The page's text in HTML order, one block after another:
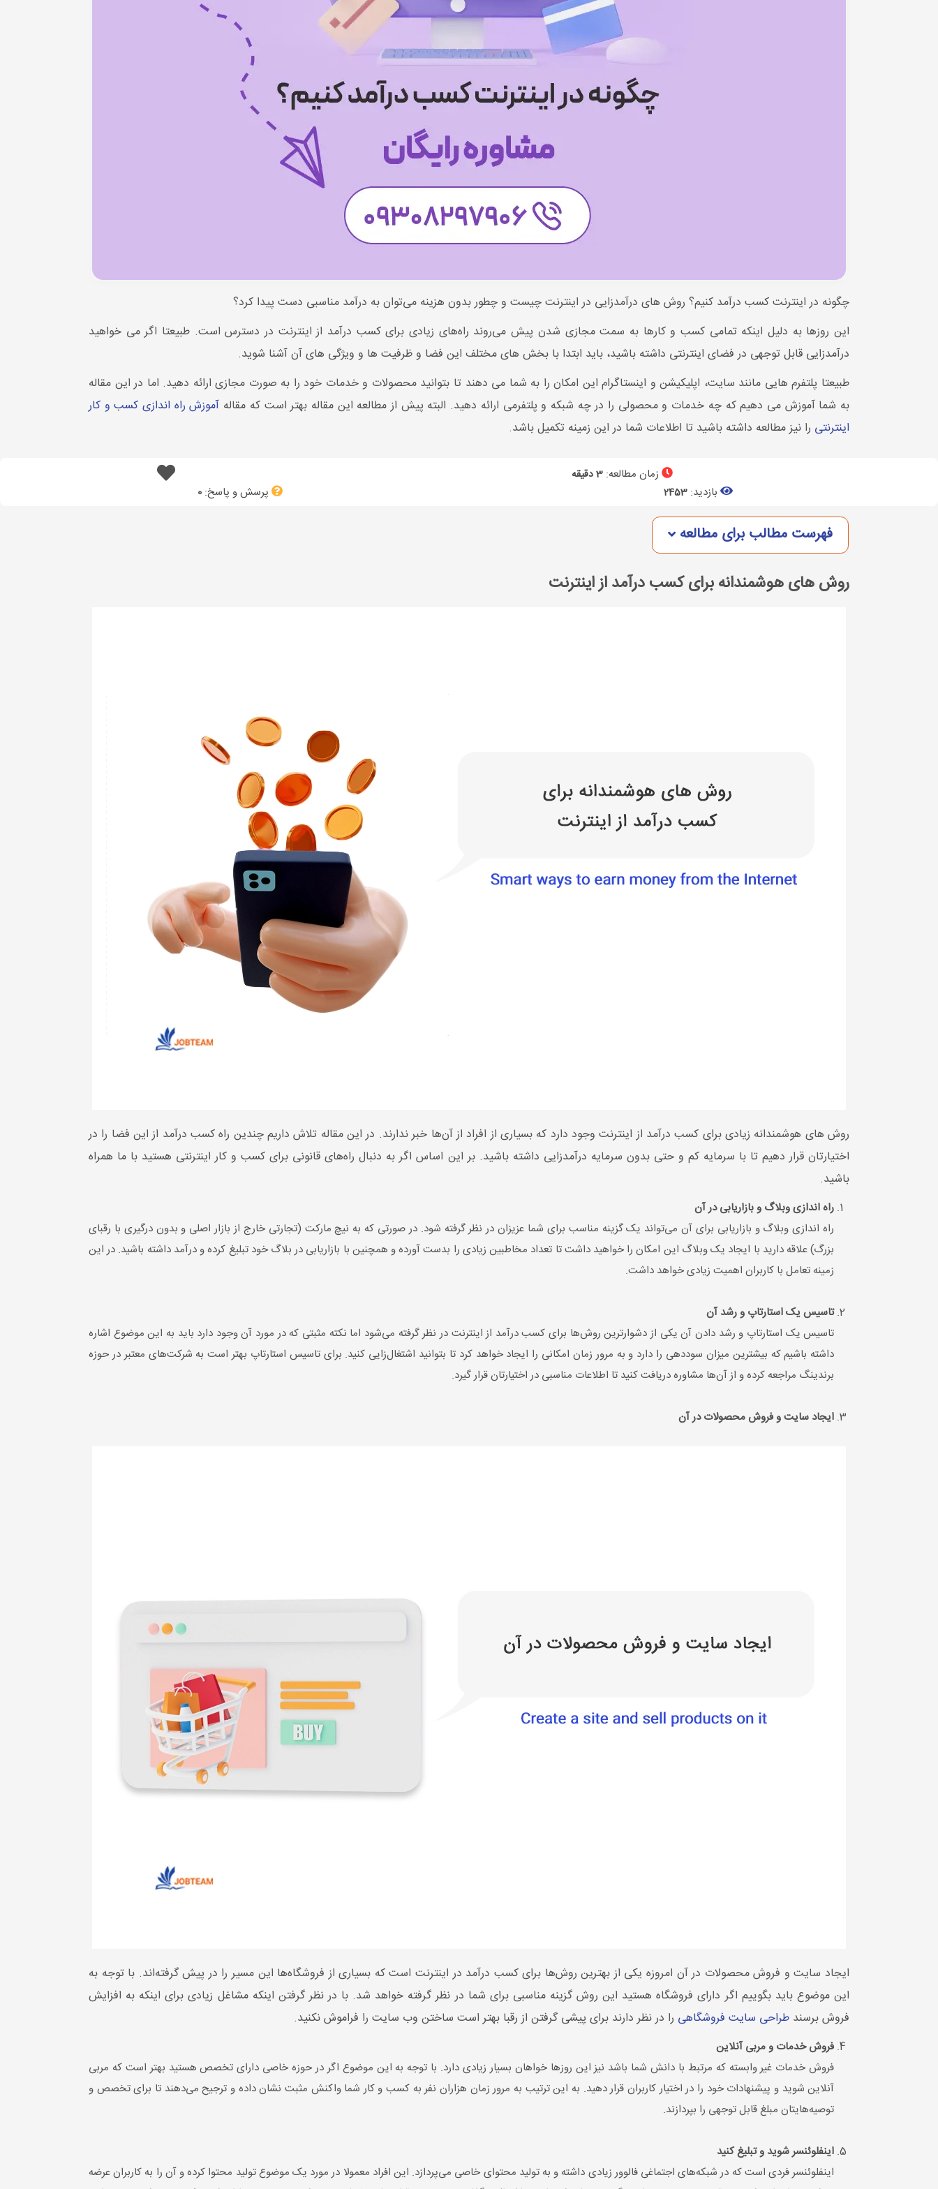
چگونه در اینترنت کسب درآمد کنیم؟ روش های درآمدزایی در اینترنت چیست و چطور بدون هزینه می‌توان به درآمد مناسبی دست پیدا کرد؟
این روزها به دلیل اینکه تمامی کسب و کارها به سمت مجازی شدن پیش می‌روند راه‌های زیادی برای کسب درآمد از اینترنت در دسترس است. طبیعتا اگر می خواهید
درآمدزایی قابل توجهی در فضای اینترنتی داشته باشید، باید ابتدا با بخش های مختلف این فضا و ظرفیت ها و ویژگی های آن آشنا شوید.
طبیعتا پلتفرم هایی مانند سایت، اپلیکیشن و اینستاگرام این امکان را به شما می دهند تا بتوانید محصولات و خدمات خود را به صورت مجازی ارائه دهید. اما در این مقاله
به شما آموزش می دهیم که چه خدمات و محصولی را در چه شبکه و پلتفرمی ارائه دهید. البته پیش از مطالعه این مقاله بهتر است که مقاله آموزش راه اندازی کسب و کار
اینترنتی را نیز مطالعه داشته باشید تا اطلاعات شما در این زمینه تکمیل باشد.
زمان مطالعه:3 دقیقه
بازدید: 2453 پرسش و پاسخ:0
فهرست مطالب برای مطالعه
روش های هوشمندانه برای کسب درآمد از اینترنت
روش های هوشمندانه زیادی برای کسب درآمد از اینترنت وجود دارد که بسیاری از افراد از آن‌ها خبر ندارند. در این مقاله تلاش داریم چندین راه کسب درآمد از این فضا را در
اختیارتان قرار دهیم تا با سرمایه کم و حتی بدون سرمایه درآمدزایی داشته باشید. بر این اساس اگر به دنبال راه‌های قانونی برای کسب و کار اینترنتی هستید با ما همراه
باشید.
راه اندازی وبلاگ و بازاریابی در آن
راه اندازی وبلاگ و بازاریابی برای آن می‌تواند یک گزینه مناسب برای شما عزیزان در نظر گرفته شود. در صورتی که به نیچ مارکت (تجارتی خارج از بازار اصلی و بدون درگیری با رقبای
بزرگ) علاقه دارید با ایجاد یک وبلاگ این امکان را خواهید داشت تا تعداد مخاطبین زیادی را بدست آورده و همچنین با بازاریابی در بلاگ خود تبلیغ کرده و درآمد داشته باشید. در این
زمینه تعامل با کاربران اهمیت زیادی خواهد داشت.
تاسیس یک استارتاپ و رشد آن
تاسیس یک استارتاپ و رشد دادن آن یکی از دشوارترین روش‌ها برای کسب درآمد از اینترنت در نظر گرفته می‌شود اما نکته مثبتی که در مورد آن وجود دارد باید به این موضوع اشاره
داشته باشیم که بیشترین میزان سوددهی را دارد و به مرور زمان امکانی را ایجاد خواهد کرد تا بتوانید اشتغال‌زایی کنید. برای تاسیس استارتاپ بهتر است به شرکت‌های معتبر در حوزه
برندینگ مراجعه کرده و از آن‌ها مشاوره دریافت کنید تا اطلاعات مناسبی در اختیارتان قرار گیرد.
ایجاد سایت و فروش محصولات در آن
ایجاد سایت و فروش محصولات در آن امروزه یکی از بهترین روش‌ها برای کسب درآمد در اینترنت است که بسیاری از فروشگاه‌ها این مسیر را در پیش گرفته‌اند. با توجه به
این موضوع باید بگوییم اگر دارای فروشگاه هستید این روش گزینه مناسبی برای شما در نظر گرفته خواهد شد. با در نظر گرفتن اینکه مشاغل زیادی برای اینکه به افزایش
فروش برسند طراحی سایت فروشگاهی را در نظر دارند برای پیشی گرفتن از رقبا بهتر است ساختن وب سایت را فراموش نکنید.
فروش خدمات و مربی آنلاین
فروش خدمات غیر وابسته که مرتبط با دانش شما باشد نیز این روزها خواهان بسیار زیادی دارد. با توجه به این موضوع اگر در حوزه خاصی دارای تخصص هستید بهتر است که مربی
آنلاین شوید و پیشنهادات خود را در اختیار کاربران قرار دهید. به این ترتیب به مرور زمان هزاران نفر به کسب و کار شما واکنش مثبت نشان داده و ترجیح می‌دهند تا برای تخصص و
توصیه‌هایتان مبلغ قابل توجهی را بپردازند.
اینفلوئنسر شوید و تبلیغ کنید
اینفلوئنسر فردی است که در شبکه‌های اجتماغی فالوور زیادی داشته و به تولید محتوای خاصی می‌پردازد. این افراد معمولا در مورد یک موضوع تولید محتوا کرده و آن را به کاربران عرضه